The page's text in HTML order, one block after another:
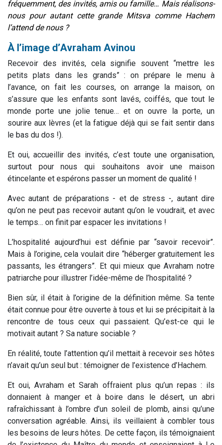
fréquemment, des invités, amis ou famille… Mais réalisons-
nous pour autant cette grande Mitsva comme Hachem
l’attend de nous ?
À l’image d’Avraham Avinou
Recevoir des invités, cela signifie souvent “mettre les
petits plats dans les grands” : on prépare le menu à
l’avance, on fait les courses, on arrange la maison, on
s’assure que les enfants sont lavés, coiffés, que tout le
monde porte une jolie tenue… et on ouvre la porte, un
sourire aux lèvres (et la fatigue déjà qui se fait sentir dans
le bas du dos !).
Et oui, accueillir des invités, c’est toute une organisation,
surtout pour nous qui souhaitons avoir une maison
étincelante et espérons passer un moment de qualité !
Avec autant de préparations - et de stress -, autant dire
qu’on ne peut pas recevoir autant qu’on le voudrait, et avec
le temps… on finit par espacer les invitations !
L’hospitalité aujourd’hui est définie par “savoir recevoir”.
Mais à l’origine, cela voulait dire “héberger gratuitement les
passants, les étrangers”. Et qui mieux que Avraham notre
patriarche pour illustrer l’idée-même de l’hospitalité ?
Bien sûr, il était à l’origine de la définition même. Sa tente
était connue pour être ouverte à tous et lui se précipitait à la
rencontre de tous ceux qui passaient. Qu’est-ce qui le
motivait autant ? Sa nature sociable ?
En réalité, toute l’attention qu’il mettait à recevoir ses hôtes
n’avait qu’un seul but : témoigner de l’existence d’Hachem.
Et oui, Avraham et Sarah offraient plus qu’un repas : ils
donnaient à manger et à boire dans le désert, un abri
rafraîchissant à l’ombre d’un soleil de plomb, ainsi qu’une
conversation agréable. Ainsi, ils veillaient à combler tous
les besoins de leurs hôtes. De cette façon, ils témoignaient